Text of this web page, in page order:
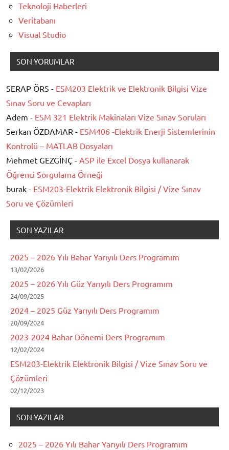
Teknoloji Haberleri
Veritabanı
Visual Studio
SON YORUMLAR
SERAP ÖRS - ESM203 Elektrik ve Elektronik Bilgisi Vize
Sınav Soru ve Cevapları
Adem - ESM 321 Elektrik Makinaları Vize Sınav Soruları
Serkan ÖZDAMAR - ESM406 -Elektrik Enerji Sistemlerinin
Kontrolü – MATLAB Dosyaları
Mehmet GEZGİNÇ - ASP ile Excel Dosya kullanarak
Öğrenci Sorgulama Örneği
burak - ESM203-Elektrik Elektronik Bilgisi / Vize Sınav
Soru ve Çözümleri
SON YAZILAR
2025 – 2026 Yılı Bahar Yarıyılı Ders Programım
13/02/2026
2025 – 2026 Yılı Güz Yarıyılı Ders Programım
24/09/2025
2024 – 2025 Güz Yarıyılı Ders Programım
20/09/2024
2023-2024 Bahar Dönemi Ders Programım
12/02/2024
ESM203-Elektrik Elektronik Bilgisi / Vize Sınav Soru ve
Çözümleri
02/12/2023
SON YAZILAR
2025 – 2026 Yılı Bahar Yarıyılı Ders Programım